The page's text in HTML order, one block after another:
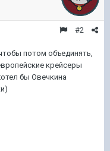
#2
потом объединять,
крейсеры
бы Овечкина